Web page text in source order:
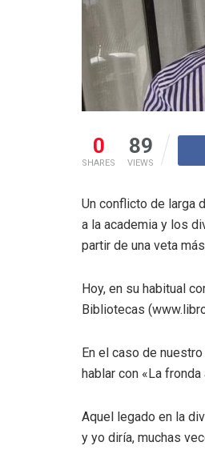
0
SHARES
89
VIEWS
Un conflicto de larga
a la academia y los
partir de una veta
Hoy, en su habitual
Bibliotecas
En el caso de
hablar con «La
Aquel legado en la
y yo diría, muchas